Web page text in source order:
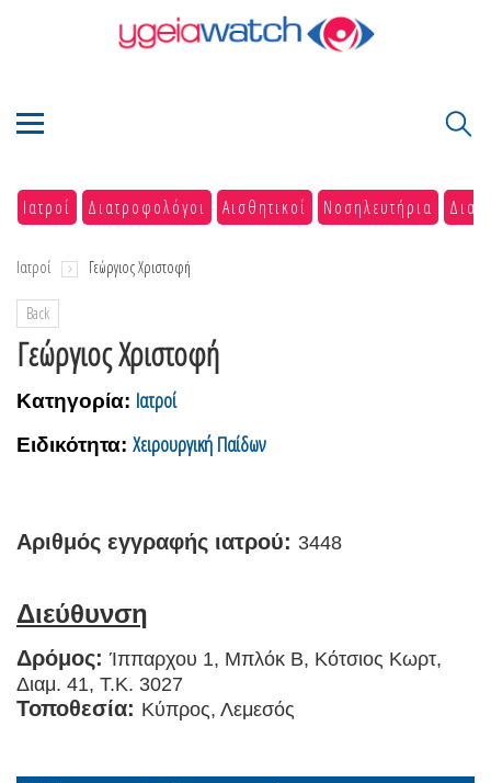
Ιατροί Διατροφολόγοι Αισθητικοί Νοσηλευτήρια
Ιατροί Γεώργιος Χριστοφή
Back
Γεώργιος Χριστοφή
Κατηγορία: Ιατροί
Ειδικότητα: Χειρουργική Παίδων
Αριθμός εγγραφής ιατρού: 3448
Διεύθυνση
Δρόμος:Ίππαρχου 1, Μπλόκ Β, Κότσιος Κωρτ,
Διαμ. 41, T.K. 3027
Τοποθεσία: Κύπρος, Λεμεσός